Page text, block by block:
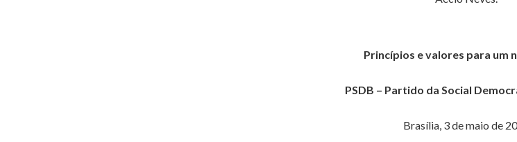
Princípios e valores para um
PSDB – Partido da Social
Brasília, 3 de maio de